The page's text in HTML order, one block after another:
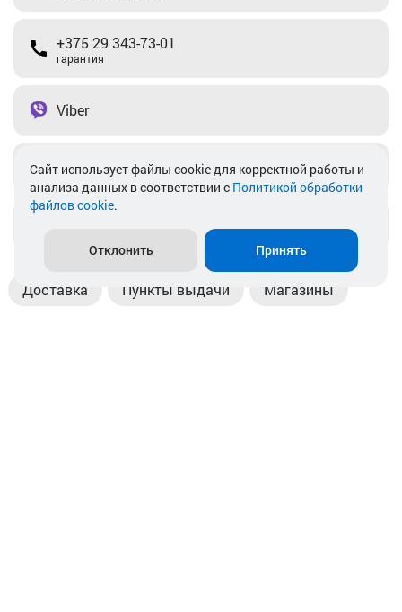
+375 29 343-73-01
гарантия
Viber
Telegram
Доставка Пункты выдачи Магазины
Cайт использует файлы cookie для корректной работы и
анализа данных в соответствии с Политикой обработки
файлов cookie.
Отклонить Принять